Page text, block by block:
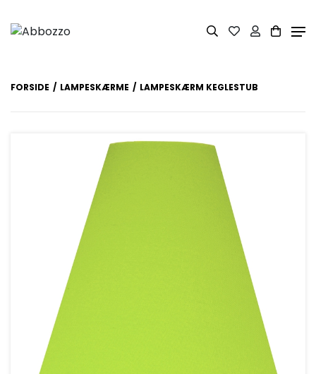
FORSIDE LAMPESKÆRME LAMPESKÆRM KEGLESTUB